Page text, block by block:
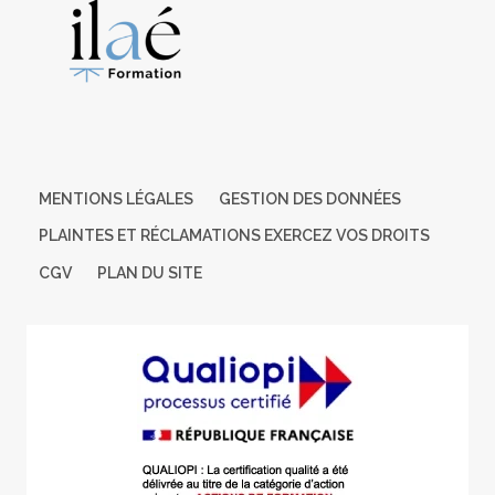
Pour cela, nous pouvons nous appuyer sur un réseau de
partenaires nationaux préalablement
identifiés contact: Estelle GUERY / mail: eguery@cm-
larochesuryon.fr
MENTIONS LÉGALES GESTION DES DONNÉES
PLAINTES ET RÉCLAMATIONS EXERCEZ VOS DROITS
CGV PLAN DU SITE